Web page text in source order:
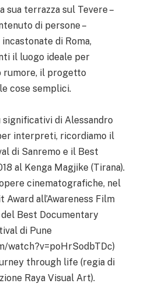
sua terrazza sul Tevere –
di persone –
di Roma,
il luogo ideale per
rumore, il progetto
cose semplici.
di Alessandro
interpreti, ricordiamo il
di Sanremo e il Best
al Kenga Magjike (Tirana).
cinematografiche, nel
all’Awareness Film
Best Documentary
di Pune
watch?v=poHrSodbTDc)
through life (regia di
Raya Visual Art).